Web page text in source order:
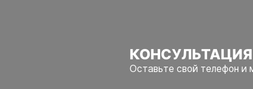
Оставьте свой телефон и